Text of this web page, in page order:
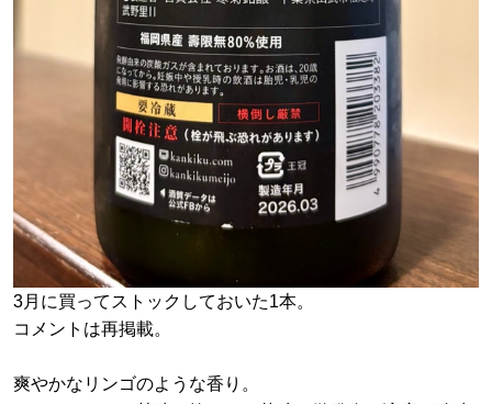
3月に買ってストックしておいた1本。
コメントは再掲載。
爽やかなリンゴのような香り。